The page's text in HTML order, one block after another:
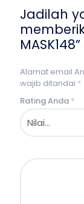
Jadilah
MASK148”
Alamat email
wajib ditandai *
Rating Anda *